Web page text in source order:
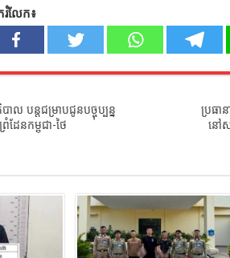
រំលែក៖
ភិបាល បន្តជម្រាបជូនបច្ចុប្បន្ន
រំដែនកម្ពុជា-ថៃ
ប្រធា
នៅស